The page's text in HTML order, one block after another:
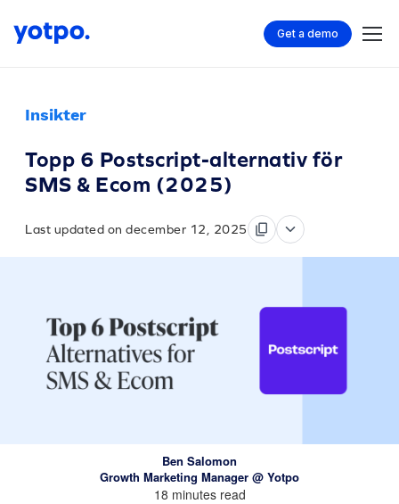
Get a demo
Insikter
Topp 6 Postscript-alternativ för
SMS & Ecom (2025)
Last updated on december 12, 2025
Ben Salomon
Growth Marketing Manager @ Yotpo
18 minutes read